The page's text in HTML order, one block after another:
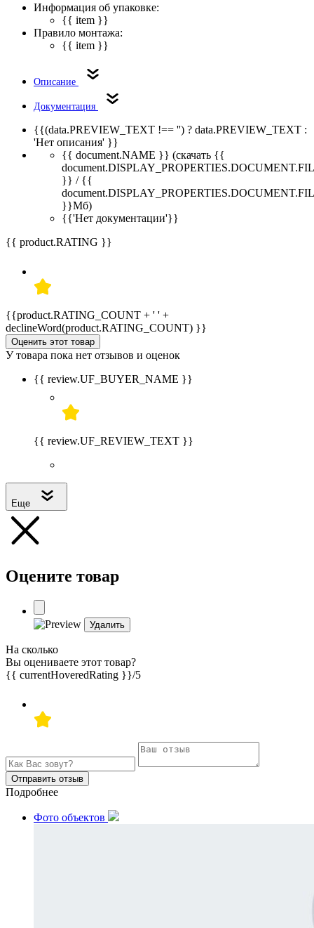
Информация об упаковке:
{{ item }}
Правило монтажа:
{{ item }}
Описание
Документация
{{(data.PREVIEW_TEXT !== '') ? data.PREVIEW_TEXT :
'Нет описания' }}
{{ document.NAME }} (скачать {{
}} / {{
}}Мб)
{{'Нет документации'}}
{{ product.RATING }}
{{product.RATING_COUNT + ' ' +
declineWord(product.RATING_COUNT) }}
Оценить этот товар
У товара пока нет отзывов и оценок
{{ review.UF_BUYER_NAME }}
{{ review.UF_REVIEW_TEXT }}
Еще
Оцените товар
Удалить
На сколько
Вы оцениваете этот товар?
{{ currentHoveredRating }}/5
Отправить отзыв
Подробнее
Фото объектов